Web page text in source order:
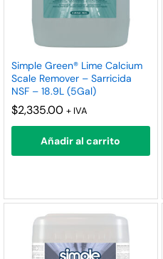
Simple Green® Lime Calcium
Scale Remover – Sarricida
NSF – 18.9L (5Gal)
$2,335.00 + IVA
Añadir al carrito